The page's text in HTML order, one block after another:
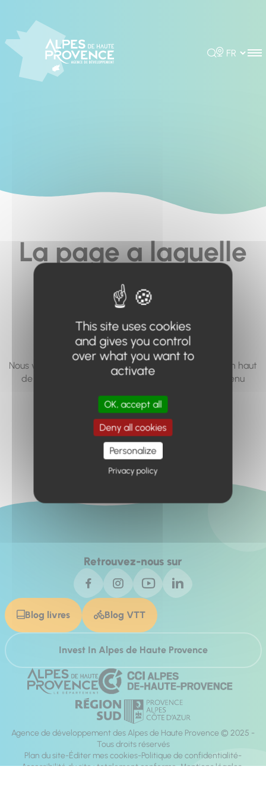
Rechercher
Choisir la
La page a laquelle
vous cherchez à
accéder n'existe
pas... ou plus.
Nous vous invitons à utiliser le moteur de recherche en haut
de page, ou à utiliser le menu pour trouver le contenu
Retour à l'accueil
Retrouvez-nous sur
Blog livres Blog VTT
Invest In Alpes de Haute Provence
Agence de développement des Alpes de Haute Provence © 2025 -
Tous droits réservés
Plan du site Éditer mes cookies Politique de confidentialité
Accessibilité du site : totalement conforme Mentions légales
This site uses cookies
and gives you control
over what you want to
activate
OK, accept all
Deny all cookies
Personalize
Privacy policy